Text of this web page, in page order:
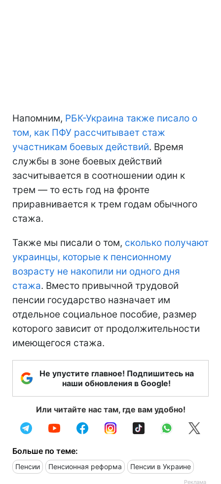
Напомним, РБК-Украина также писало о
том, как ПФУ рассчитывает стаж
участникам боевых действий. Время
службы в зоне боевых действий
засчитывается в соотношении один к
трем — то есть год на фронте
приравнивается к трем годам обычного
стажа.
Также мы писали о том, сколько получают
украинцы, которые к пенсионному
возрасту не накопили ни одного дня
стажа. Вместо привычной трудовой
пенсии государство назначает им
отдельное социальное пособие, размер
которого зависит от продолжительности
имеющегося стажа.
Не упустите главное! Подпишитесь на
наши обновления в Google!
Или читайте нас там, где вам удобно!
Больше по теме:
Пенсии Пенсионная реформа Пенсии в Украине